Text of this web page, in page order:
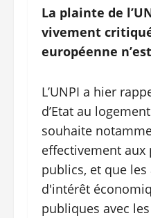
La plainte de
vivement
européenne
L’UNPI a hier
d’Etat au
souhaite
effectivement aux
publics, et que
d'intérêt
publiques avec